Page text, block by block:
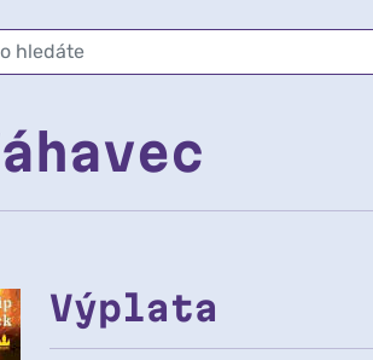
Výplata